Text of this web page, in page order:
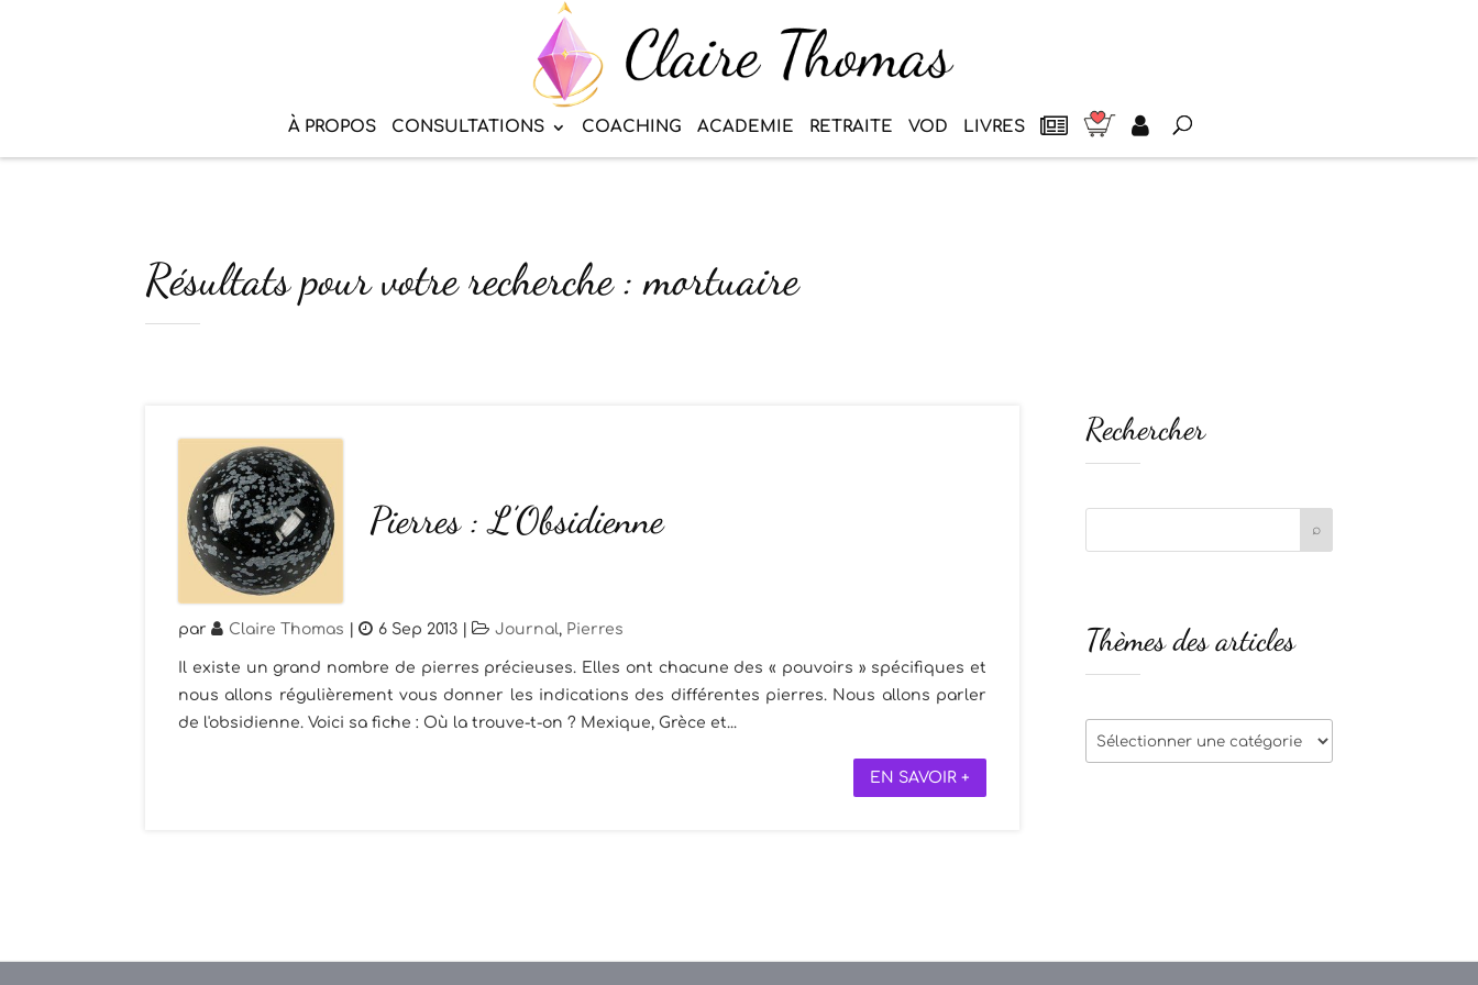
À PROPOS CONSULTATIONS COACHING ACADEMIE RETRAITE VOD LIVRES
Résultats pour votre recherche : mortuaire
Pierres : L’Obsidienne
par Claire Thomas | 6 Sep 2013 | Journal, Pierres
Il existe un grand nombre de pierres précieuses. Elles ont chacune des « pouvoirs » spécifiques et
nous allons régulièrement vous donner les indications des différentes pierres. Nous allons parler
de l'obsidienne. Voici sa fiche : Où la trouve-t-on ? Mexique, Grèce et...
EN SAVOIR +
Rechercher
Thèmes des articles
Thèmes
des